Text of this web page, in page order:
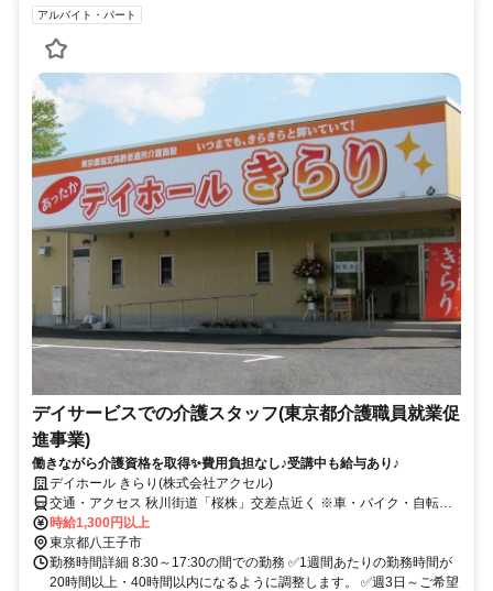
アルバイト・パート
デイサービスでの介護スタッフ(東京都介護職員就業促
進事業)
働きながら介護資格を取得✨費用負担なし♪受講中も給与あり♪
デイホール きらり(株式会社アクセル)
交通・アクセス 秋川街道「桜株」交差点近く ※車・バイク・自転車
通勤OK！
時給1,300円以上
東京都八王子市
勤務時間詳細 8:30～17:30の間での勤務 ✅1週間あたりの勤務時間が
20時間以上・40時間以内になるように調整します。 ✅週3日～ご希望